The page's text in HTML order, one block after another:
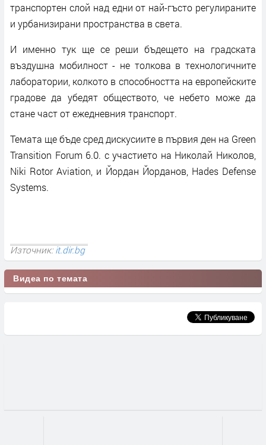
транспортен слой над едни от най-гъсто регулираните
и урбанизирани пространства в света.
И именно тук ще се реши бъдещето на градската
въздушна мобилност - не толкова в технологичните
лаборатории, колкото в способността на европейските
градове да убедят обществото, че небето може да
стане част от ежедневния транспорт.
Темата ще бъде сред дискусиите в първия ден на Green
Transition Forum 6.0. с участието на Николай Николов,
Niki Rotor Aviation, и Йордан Йорданов, Hades Defense
Systems.
Източник:it.dir.bg
Видеа по темата